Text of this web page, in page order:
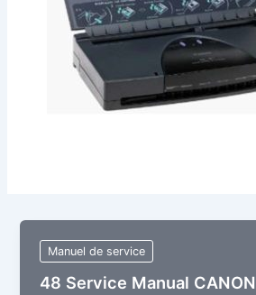
Manuel de service
48 Service Manual CANON